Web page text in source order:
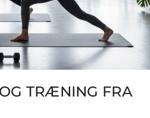
TRÆNING FRA